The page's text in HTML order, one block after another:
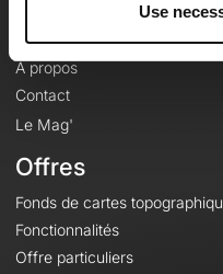
Use
Carrières
À propos
Contact
Le Mag'
Offres
Fonds de cartes
Fonctionnalités
Offre particuliers